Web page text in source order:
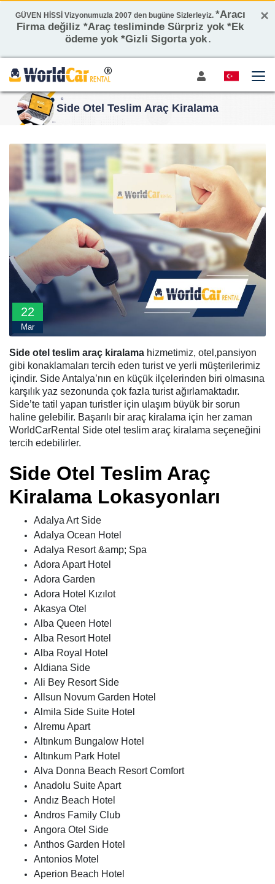
×
GÜVEN HİSSİ Vizyonumuzla 2007 den bugüne Sizlerleyiz. *Aracı
Firma değiliz *Araç tesliminde Sürpriz yok *Ek
ödeme yok *Gizli Sigorta yok.
Side Otel Teslim Araç Kiralama
22
Mar
Side otel teslim araç kiralama hizmetimiz, otel,pansiyon
gibi konaklamaları tercih eden turist ve yerli müşterilerimiz
içindir. Side Antalya’nın en küçük ilçelerinden biri olmasına
karşılık yaz sezonunda çok fazla turist ağırlamaktadır.
Side’te tatil yapan turistler için ulaşım büyük bir sorun
haline gelebilir. Başarılı bir araç kiralama için her zaman
WorldCarRental Side otel teslim araç kiralama seçeneğini
tercih edebilirler.
Side Otel Teslim Araç
Kiralama Lokasyonları
Adalya Art Side
Adalya Ocean Hotel
Adalya Resort &amp; Spa
Adora Apart Hotel
Adora Garden
Adora Hotel Kızılot
Akasya Otel
Alba Queen Hotel
Alba Resort Hotel
Alba Royal Hotel
Aldiana Side
Ali Bey Resort Side
Allsun Novum Garden Hotel
Almila Side Suite Hotel
Alremu Apart
Altınkum Bungalow Hotel
Altınkum Park Hotel
Alva Donna Beach Resort Comfort
Anadolu Suite Apart
Andız Beach Hotel
Andros Family Club
Angora Otel Side
Anthos Garden Hotel
Antonios Motel
Aperion Beach Hotel